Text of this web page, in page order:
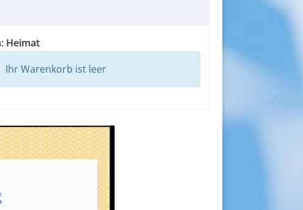
Heimat
Ihr Warenkorb ist leer